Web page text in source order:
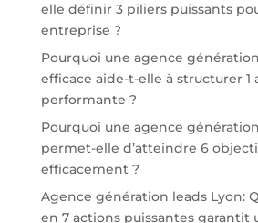
elle définir 3 piliers puissants
entreprise ?
Pourquoi une agence
efficace aide-t-elle à structurer 1
performante ?
Pourquoi une agence
permet-elle d’atteindre 6
efficacement ?
Agence génération leads Lyon:
en 7 actions puissantes garantit